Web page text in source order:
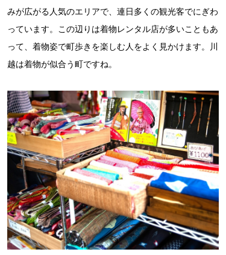
みが広がる人気のエリアで、連日多くの観光客でにぎわ
っています。この辺りは着物レンタル店が多いこともあ
って、着物姿で町歩きを楽しむ人をよく見かけます。川
越は着物が似合う町ですね。